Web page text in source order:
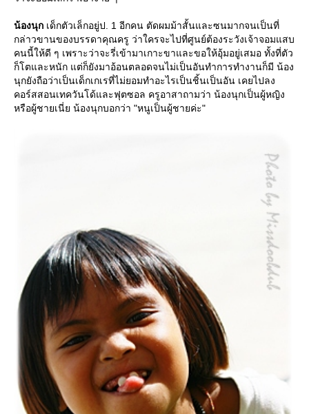
น้องนุก เด็กตัวเล็กอยู่ป. 1 อีกคน ตัดผมม้าสั้นและซนมากจนเป็นที่
กล่าวขานของบรรดาคุณครู ว่าใครจะไปที่ศูนย์ต้องระวังเจ้าจอมแสบ
คนนี้ให้ดี ๆ เพราะว่าจะรี่เข้ามาเกาะขาและขอให้อุ้มอยู่เสมอ ทั้งที่ตัว
ก็โตและหนัก แต่ก็ยังมาอ้อนตลอดจนไม่เป็นอันทำการทำงานก็มี น้อง
นุกยังถือว่าเป็นเด็กเกเรที่ไม่ยอมทำอะไรเป็นชิ้นเป็นอัน เคยไปลง
คอร์สสอนเทควันโด้และฟุตซอล ครูอาสาถามว่า น้องนุกเป็นผู้หญิง
หรือผู้ชายเนี่ย น้องนุกบอกว่า "หนูเป็นผู้ชายค่ะ"